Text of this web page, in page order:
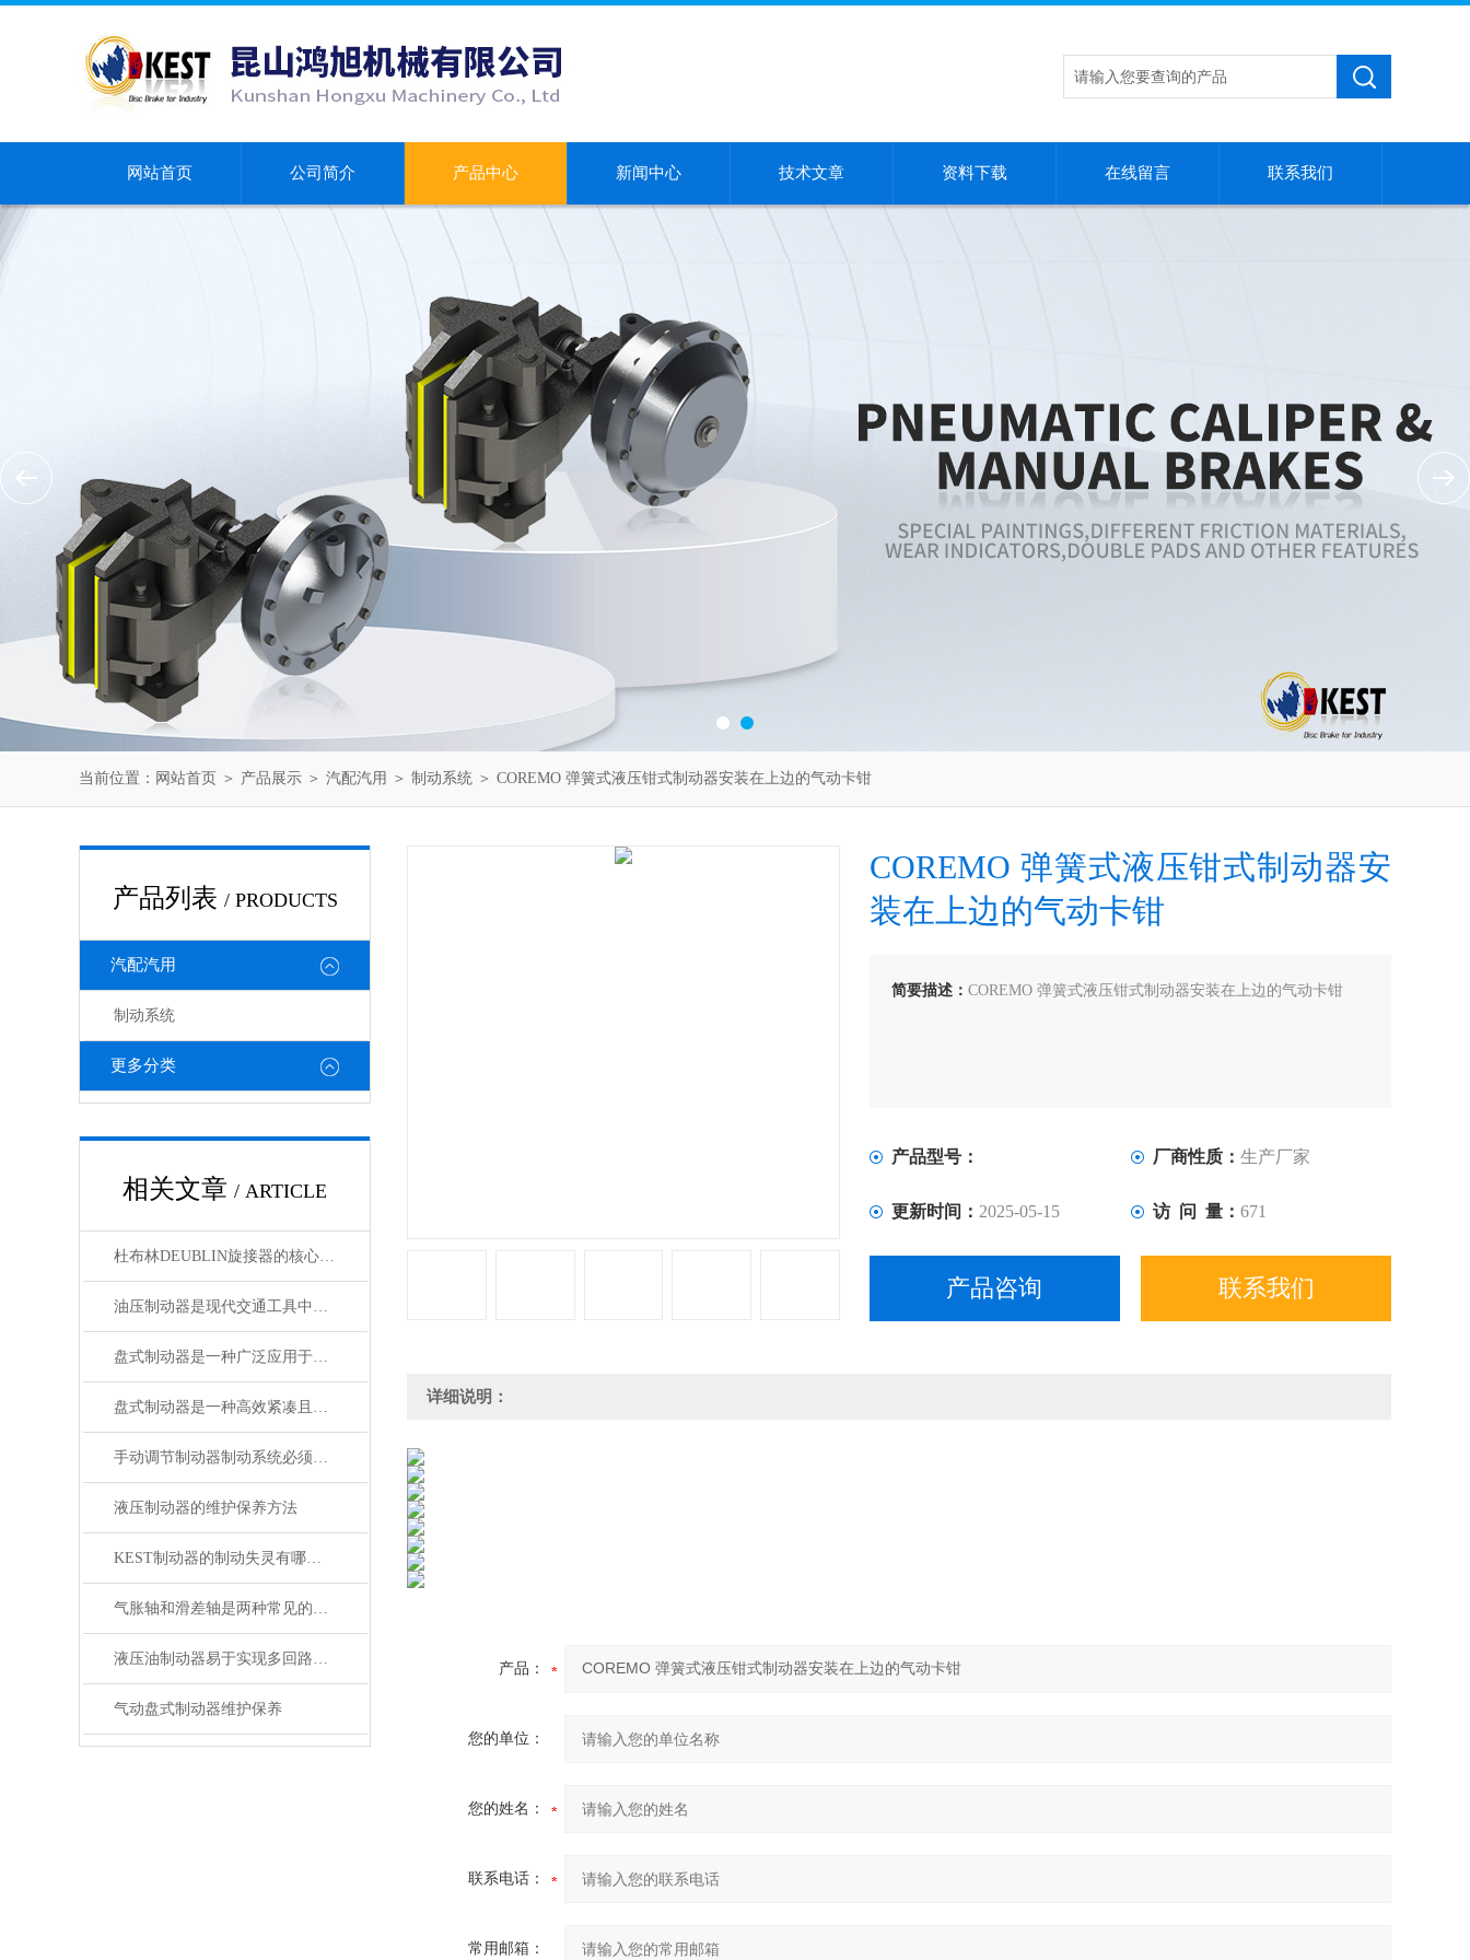
网站首页 公司简介 产品中心 新闻中心 技术文章 资料下载 在线留言 联系我们
当前位置： 网站首页 ＞ 产品展示 ＞ 汽配汽用 ＞ 制动系统 ＞ COREMO 弹簧式液压钳式制动器安装在上边的气动卡钳
产品列表 / PRODUCTS
汽配汽用
制动系统
更多分类
相关文章 / ARTICLE
杜布林DEUBLIN旋接器的核心在于转子与外壳之间的相对旋转
油压制动器是现代交通工具中常见的制动系统
盘式制动器是一种广泛应用于各类车辆和机械设备的制动系统
盘式制动器是一种高效紧凑且散热性能好的制动系统
手动调节制动器制动系统必须具备的功能
液压制动器的维护保养方法
KEST制动器的制动失灵有哪几种原因？
气胀轴和滑差轴是两种常见的机械传动轴
液压油制动器易于实现多回路控制
气动盘式制动器维护保养
COREMO 弹簧式液压钳式制动器安
装在上边的气动卡钳
简要描述： COREMO 弹簧式液压钳式制动器安装在上边的气动卡钳
产品型号： 厂商性质： 生产厂家
更新时间： 2025-05-15 访 问 量： 671
产品咨询 联系我们
详细说明：
产品：
您的单位：
您的姓名：
联系电话：
常用邮箱：